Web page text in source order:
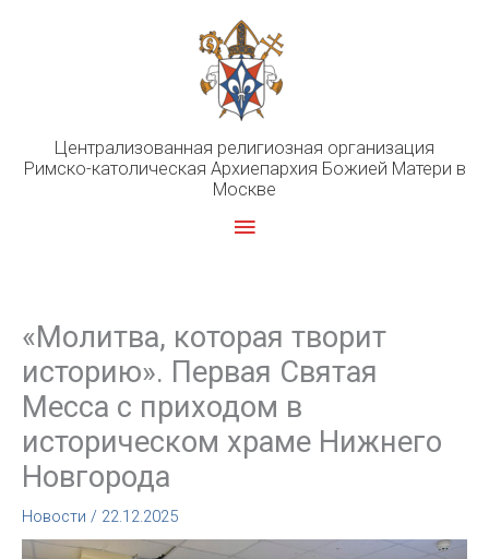
Централизованная религиозная организация
Римско-католическая Архиепархия Божией Матери в
Москве
Главное
«Молитва, которая творит
историю». Первая Святая
Месса с приходом в
историческом храме Нижнего
Новгорода
Новости / 22.12.2025